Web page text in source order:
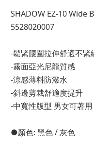
SHADOW EZ-10 Wide
5528020007
-鬆緊腰圍拉伸舒適不緊
-霧面亞光尼龍質感
-涼感薄料防潑水
-斜邊剪裁舒適度提升
-中寬性版型 男女可著用
●顏色: 黑色 / 灰色